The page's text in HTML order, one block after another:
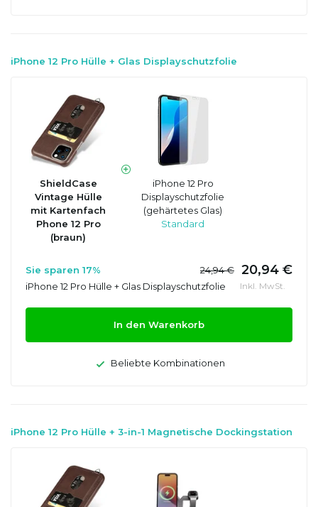
iPhone 12 Pro Hülle + Glas Displayschutzfolie
ShieldCase
Vintage Hülle
mit Kartenfach
Phone 12 Pro
(braun)
iPhone 12 Pro
Displayschutzfolie
(gehärtetes Glas)
Standard
Sie sparen 17% 24,94 € 20,94 €
iPhone 12 Pro Hülle + Glas Displayschutzfolie Inkl. MwSt.
In den Warenkorb
Beliebte Kombinationen
iPhone 12 Pro Hülle + 3-in-1 Magnetische Dockingstation